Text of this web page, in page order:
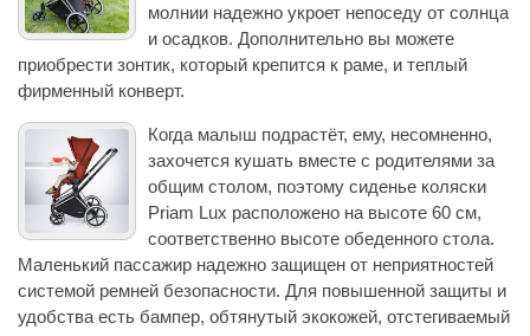
молнии надежно укроет непоседу от солнца
и осадков. Дополнительно вы можете
приобрести зонтик, который крепится к раме, и теплый
фирменный конверт.
Когда малыш подрастёт, ему, несомненно,
захочется кушать вместе с родителями за
общим столом, поэтому сиденье коляски
Priam Lux расположено на высоте 60 см,
соответственно высоте обеденного стола.
Маленький пассажир надежно защищен от неприятностей
системой ремней безопасности. Для повышенной защиты и
удобства есть бампер, обтянутый экокожей, отстегиваемый